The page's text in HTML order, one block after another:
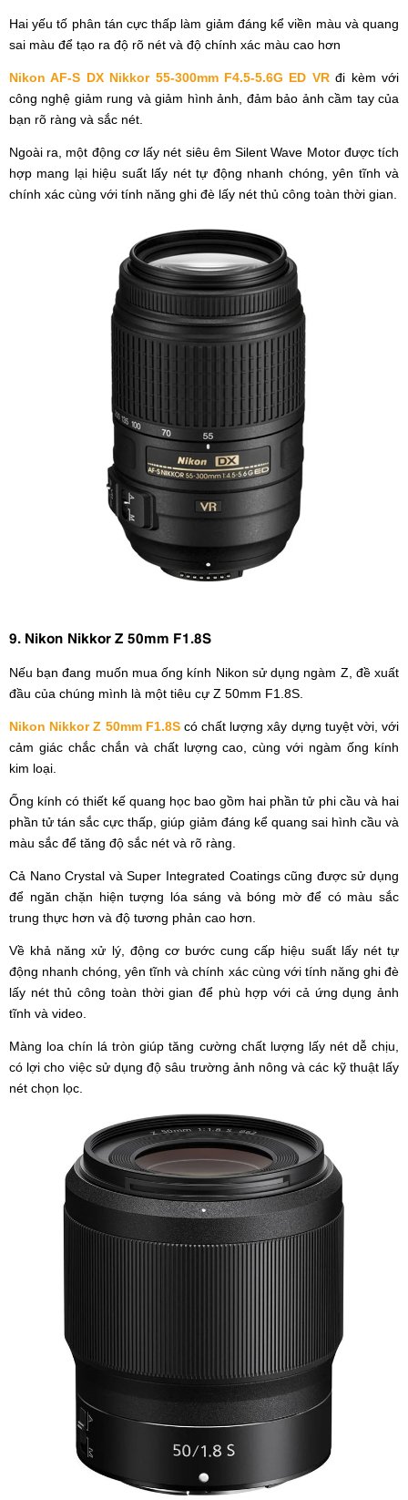
Hai yếu tố phân tán cực thấp làm giảm đáng kể viền màu và quang
sai màu để tạo ra độ rõ nét và độ chính xác màu cao hơn
Nikon AF-S DX Nikkor 55-300mm F4.5-5.6G ED VRđi kèm với
công nghệ giảm rung và giảm hình ảnh, đảm bảo ảnh cầm tay của
bạn rõ ràng và sắc nét.
Ngoài ra, một động cơ lấy nét siêu êm Silent Wave Motor được tích
hợp mang lại hiệu suất lấy nét tự động nhanh chóng, yên tĩnh và
chính xác cùng với tính năng ghi đè lấy nét thủ công toàn thời gian.
9. Nikon Nikkor Z 50mm F1.8S
Nếu bạn đang muốn mua ống kính Nikon sử dụng ngàm Z, đề xuất
đầu của chúng mình là một tiêu cự Z 50mm F1.8S.
Nikon Nikkor Z 50mm F1.8Scó chất lượng xây dựng tuyệt vời, với
cảm giác chắc chắn và chất lượng cao, cùng với ngàm ống kính
kim loại.
Ống kính có thiết kế quang học bao gồm hai phần tử phi cầu và hai
phần tử tán sắc cực thấp, giúp giảm đáng kể quang sai hình cầu và
màu sắc để tăng độ sắc nét và rõ ràng.
Cả Nano Crystal và Super Integrated Coatings cũng được sử dụng
để ngăn chặn hiện tượng lóa sáng và bóng mờ để có màu sắc
trung thực hơn và độ tương phản cao hơn.
Về khả năng xử lý, động cơ bước cung cấp hiệu suất lấy nét tự
động nhanh chóng, yên tĩnh và chính xác cùng với tính năng ghi đè
lấy nét thủ công toàn thời gian để phù hợp với cả ứng dụng ảnh
tĩnh và video.
Màng loa chín lá tròn giúp tăng cường chất lượng lấy nét dễ chịu,
có lợi cho việc sử dụng độ sâu trường ảnh nông và các kỹ thuật lấy
nét chọn lọc.